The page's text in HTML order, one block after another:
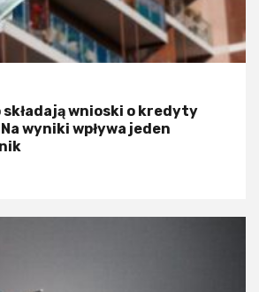
składają wnioski o kredyty
wyniki wpływa jeden